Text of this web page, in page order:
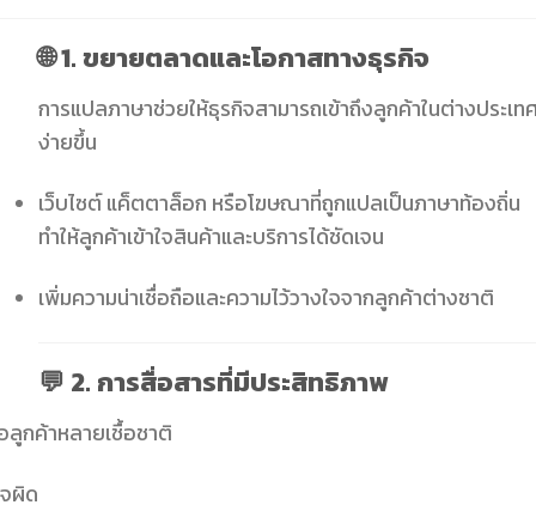
🌐 1. ขยายตลาดและโอกาสทางธุรกิจ
การแปลภาษาช่วยให้ธุรกิจสามารถเข้าถึงลูกค้าในต่างประเท
ง่ายขึ้น
เว็บไซต์ แค็ตตาล็อก หรือโฆษณาที่ถูกแปลเป็นภาษาท้องถิ่น
ทำให้ลูกค้าเข้าใจสินค้าและบริการได้ชัดเจน
เพิ่มความน่าเชื่อถือและความไว้วางใจจากลูกค้าต่างชาติ
💬 2. การสื่อสารที่มีประสิทธิภาพ
กค้าหลายเชื้อชาติ
ผิด